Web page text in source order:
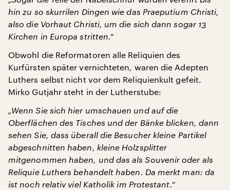
hin zu so skurrilen Dingen wie das Praeputium Christi,
also die Vorhaut Christi, um die sich dann sogar 13
Kirchen in Europa stritten.“
Obwohl die Reformatoren alle Reliquien des
Kurfürsten später vernichteten, waren die Adepten
Luthers selbst nicht vor dem Reliquienkult gefeit.
Mirko Gutjahr steht in der Lutherstube:
„Wenn Sie sich hier umschauen und auf die
Oberflächen des Tisches und der Bänke blicken, dann
sehen Sie, dass überall die Besucher kleine Partikel
abgeschnitten haben, kleine Holzsplitter
mitgenommen haben, und das als Souvenir oder als
Reliquie Luthers behandelt haben. Da merkt man: da
ist noch relativ viel Katholik im Protestant.“